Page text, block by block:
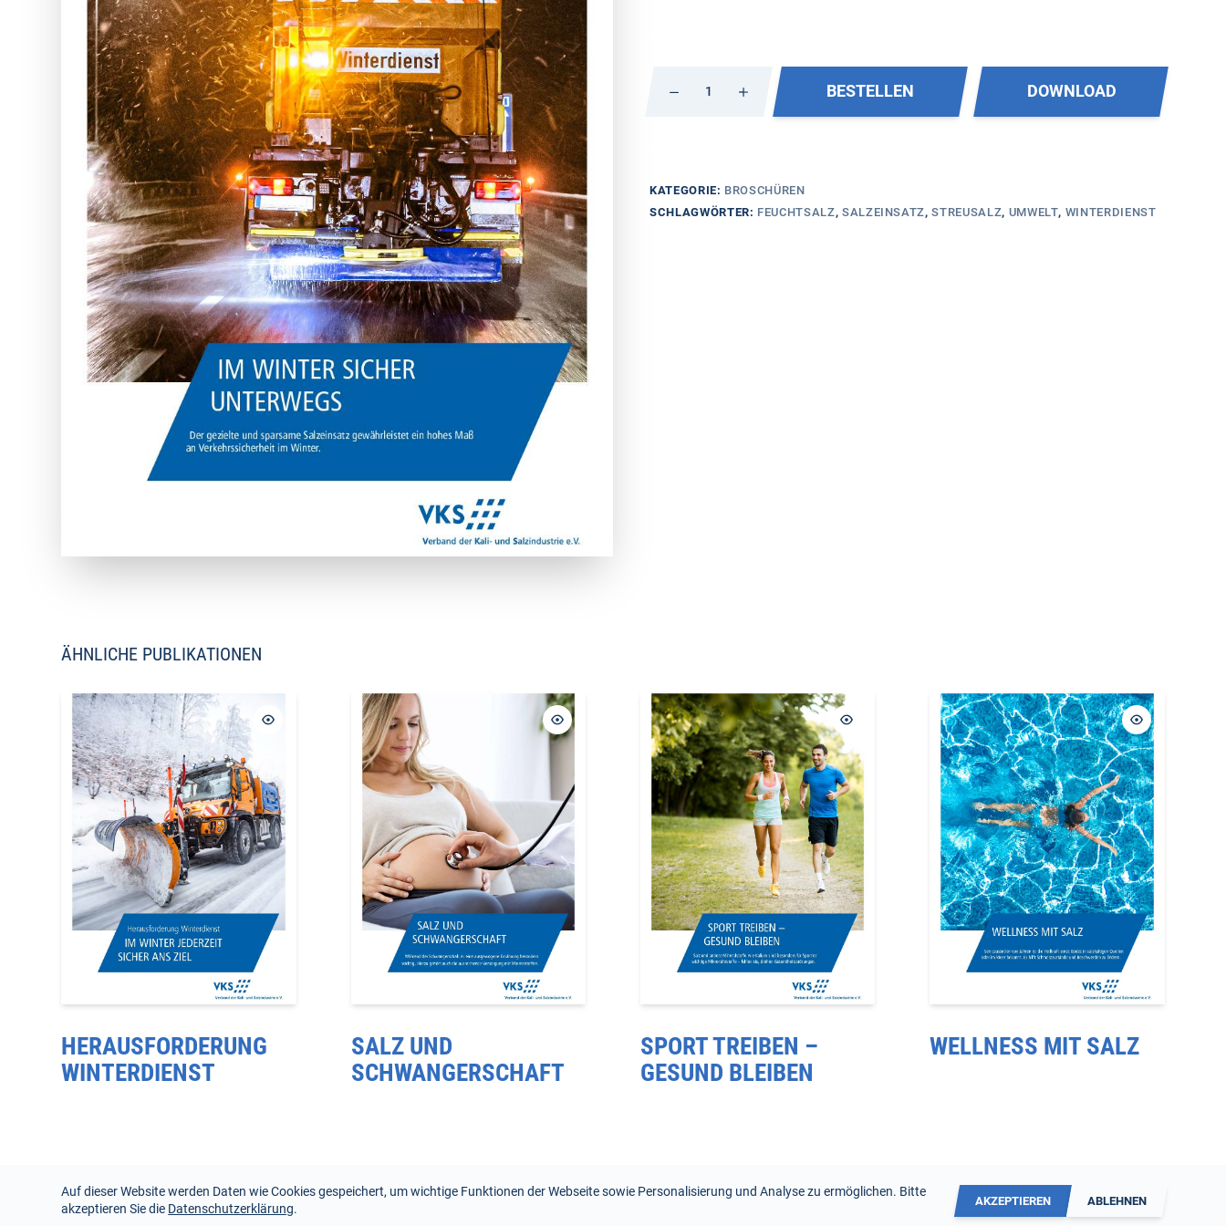
Winter
BESTELLEN DOWNLOAD
KATEGORIE: BROSCHÜREN
SCHLAGWÖRTER: FEUCHTSALZ, SALZEINSATZ,STREUSALZ, UMWELT, WINTERDIENST
ÄHNLICHE PUBLIKATIONEN
HERAUSFORDERUNG
WINTERDIENST
SALZ UND
SCHWANGERSCHAFT
SPORT TREIBEN –
GESUND BLEIBEN
WELLNESS MIT SALZ
Copyright © 2026 VKS Impressum Datenschutzerklärung
Auf dieser Website werden Daten wie Cookies gespeichert, um wichtige Funktionen der Webseite sowie Personalisierung und Analyse zu ermöglichen. Bitte
akzeptieren Sie die Datenschutzerklärung.
AKZEPTIEREN ABLEHNEN